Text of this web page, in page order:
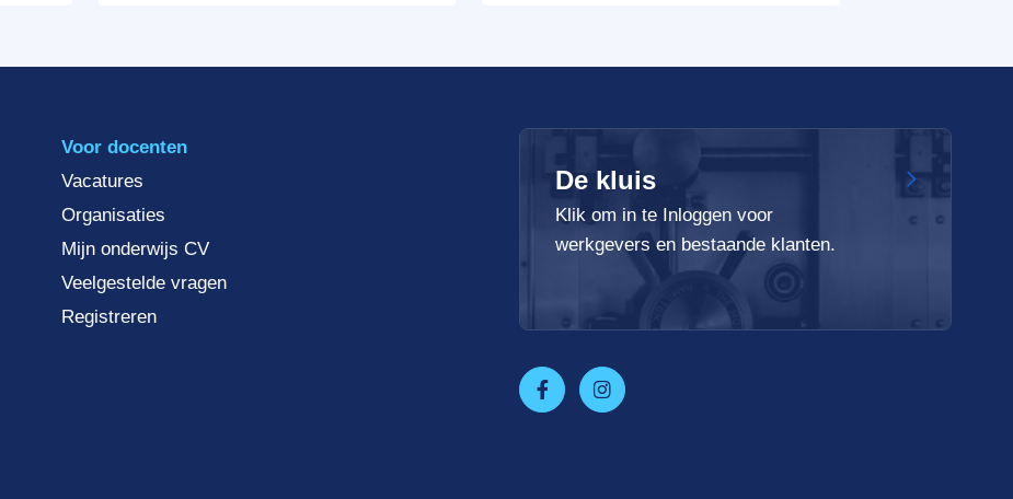
Voor docenten
Vacatures
Organisaties
Mijn onderwijs CV
Veelgestelde vragen
Registreren
De kluis
Klik om in te Inloggen voor
werkgevers en bestaande klanten.